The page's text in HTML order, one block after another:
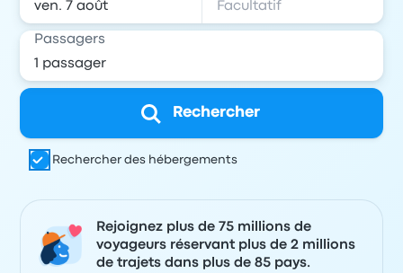
Passagers
Rechercher
Rechercher des hébergements
Rejoignez plus de 75 millions de
voyageurs réservant plus de 2 millions
de trajets dans plus de 85 pays.